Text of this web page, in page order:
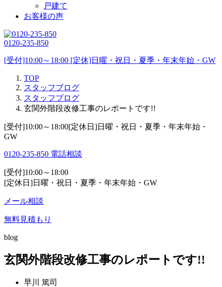
戸建て
お客様の声
0120-235-850
[受付]10:00～18:00 [定休]日曜・祝日・夏季・年末年始・GW
TOP
スタッフブログ
スタッフブログ
玄関外階段改修工事のレポートです!!
[受付]10:00～18:00[定休日]日曜・祝日・夏季・年末年始・
GW
0120-235-850 電話相談
[受付]10:00～18:00
[定休日]日曜・祝日・夏季・年末年始・GW
メール相談
無料見積もり
blog
玄関外階段改修工事のレポートです!!
早川 篤司